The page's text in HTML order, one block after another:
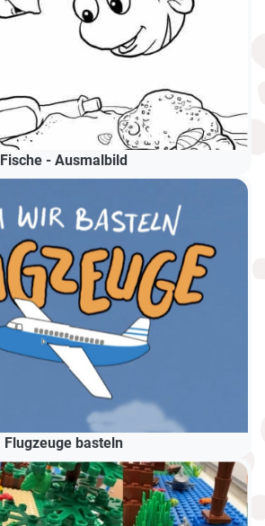
Fische - Ausmalbild
Flugzeuge basteln